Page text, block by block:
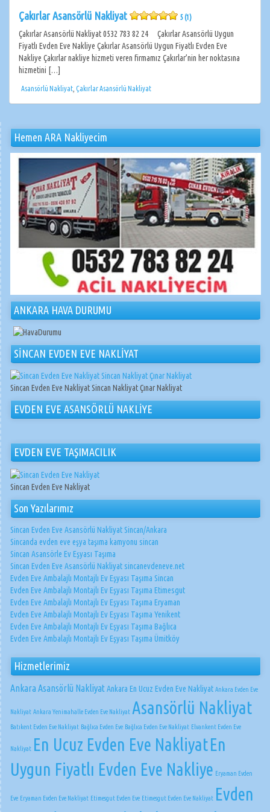
Çakırlar Asansörlü Nakliyat 5 (1)
Çakırlar Asansörlü Nakliyat 0532 783 82 24 Çakırlar Asansörlü Uygun
Fiyatlı Evden Eve Nakliye Çakırlar Asansörlü Uygun Fiyatlı Evden Eve
Nakliye Çakırlar nakliye hizmeti veren firmamız Çakırlar’nin her noktasına
hizmetini […]
Asansörlü Nakliyat Çakırlar Asansörlü Nakliyat
Hemen ARA Nakliyecim
ANKARA HAVA DURUMU
SİNCAN EVDEN EVE NAKLİYAT
Sincan Evden Eve Nakliyat Sincan Nakliyat Çınar Nakliyat
EVDEN EVE ASANSÖRLÜ NAKLİYE
EVDEN EVE TAŞIMACILIK
Sincan Evden Eve Nakliyat
Son Yazılarımız
Sincan Evden Eve Asansörlü Nakliyat Sincan/Ankara
Sincanda evden eve eşya taşıma kamyonu sincan
Sincan Asansörle Ev Eşyası Taşıma
Sincan Evden Eve Asansörlü Nakliyat sincanevdeneve.net
Evden Eve Ambalajlı Montajlı Ev Eşyası Taşıma Sincan
Evden Eve Ambalajlı Montajlı Ev Eşyası Taşıma Etimesgut
Evden Eve Ambalajlı Montajlı Ev Eşyası Taşıma Eryaman
Evden Eve Ambalajlı Montajlı Ev Eşyası Taşıma Yenikent
Evden Eve Ambalajlı Montajlı Ev Eşyası Taşıma Bağlıca
Evden Eve Ambalajlı Montajlı Ev Eşyası Taşıma Ümitköy
Hizmetlerimiz
Ankara Asansörlü NakliyatAnkara En Ucuz Evden Eve Nakliyat Ankara Evden Eve
Nakliyat Ankara Yenimahalle Evden Eve Nakliyat Asansörlü Nakliyat
Batıkent Evden Eve Nakliyat Bağlıca Evden Eve Bağlıca Evden Eve Nakliyat Elvankent Evden Eve
Nakliyat En Ucuz Evden Eve NakliyatEn
Uygun Fiyatlı Evden Eve Nakliye Eryaman Evden
Eve Eryaman Evden Eve Nakliyat Etimesgut Evden Eve Etimesgut Evden Eve Nakliyat Evden